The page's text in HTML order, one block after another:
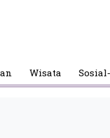
Wisata